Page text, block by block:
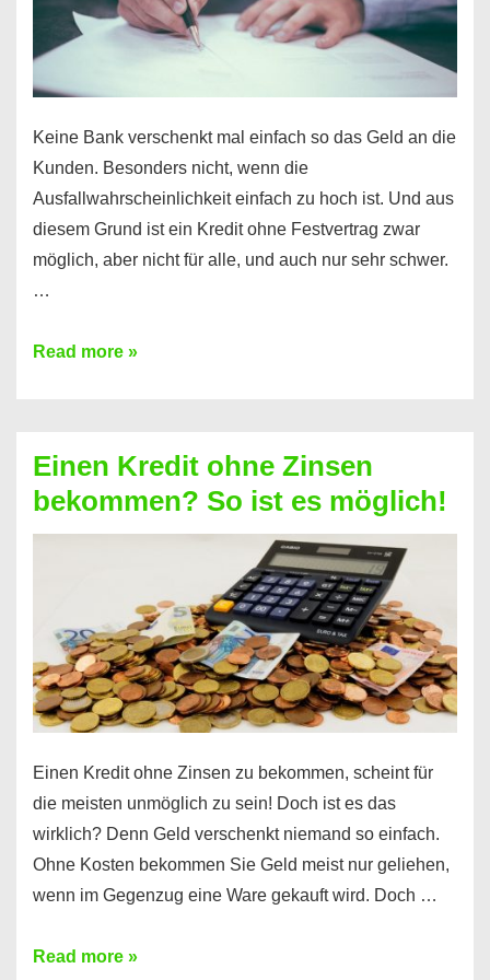
möglich!
Keine Bank verschenkt mal einfach so das Geld an die
Kunden. Besonders nicht, wenn die
Ausfallwahrscheinlichkeit einfach zu hoch ist. Und aus
diesem Grund ist ein Kredit ohne Festvertrag zwar
möglich, aber nicht für alle, und auch nur sehr schwer.
…
Ist
Festvertrag
für
jeden
erfahren
Sie
es
Read more »
Einen Kredit ohne Zinsen
bekommen? So ist es möglich!
Einen Kredit ohne Zinsen zu bekommen, scheint für
die meisten unmöglich zu sein! Doch ist es das
wirklich? Denn Geld verschenkt niemand so einfach.
Ohne Kosten bekommen Sie Geld meist nur geliehen,
wenn im Gegenzug eine Ware gekauft wird. Doch …
Einen
Read more »